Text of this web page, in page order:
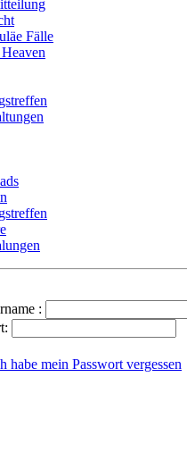
Fälle
:
habe mein Passwort vergessen